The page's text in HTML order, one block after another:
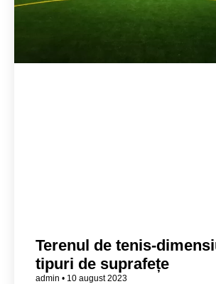
Terenul de tenis-
tipuri de suprafețe
admin 10 august 2023